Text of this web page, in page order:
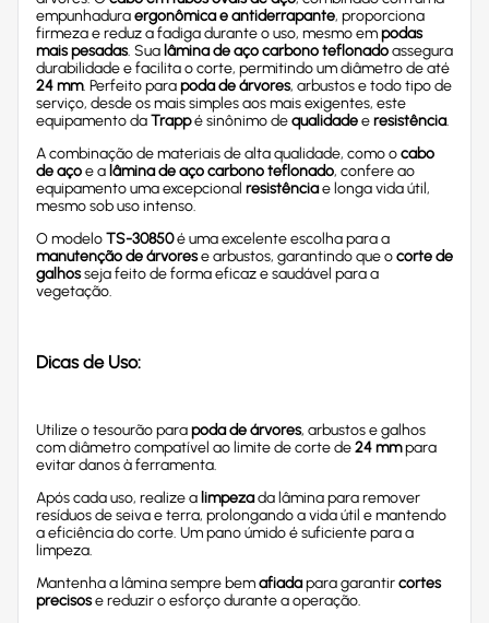
empunhaduraergonômica e antiderrapante, proporciona
firmeza e reduz a fadiga durante o uso, mesmo empodas
mais pesadas. Sua lâmina de aço carbono teflonadoassegura
durabilidade e facilita o corte, permitindo um diâmetro de até
24 mm. Perfeito parapoda de árvores, arbustos e todo tipo de
serviço, desde os mais simples aos mais exigentes, este
equipamento daTrappé sinônimo dequalidadeeresistência.
A combinação de materiais de alta qualidade, como ocabo
de açoe a lâmina de aço carbono teflonado, confere ao
equipamento uma excepcional resistênciae longa vida útil,
mesmo sob uso intenso.
O modeloTS-30850é uma excelente escolha para a
manutenção de árvorese arbustos, garantindo que ocorte de
galhosseja feito de forma eficaz e saudável para a
vegetação.
Dicas de Uso:
Utilize o tesourão parapoda de árvores, arbustos e galhos
com diâmetro compatível ao limite de corte de24 mmpara
evitar danos à ferramenta.
Após cada uso, realize a limpezada lâmina para remover
resíduos de seiva e terra, prolongando a vida útil e mantendo
a eficiência do corte. Um pano úmido é suficiente para a
limpeza.
Mantenha a lâmina sempre bemafiadapara garantircortes
precisose reduzir o esforço durante a operação.